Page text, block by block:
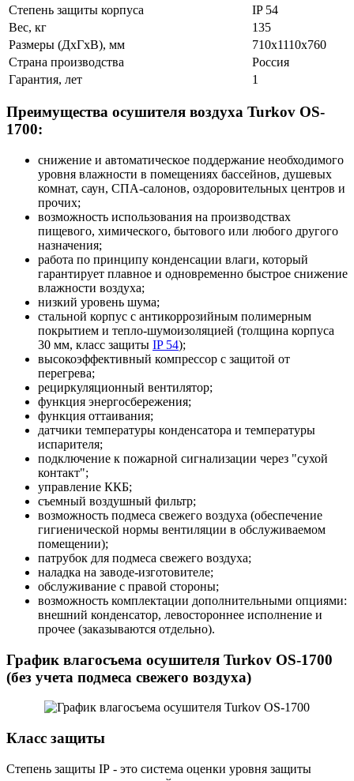
Степень защиты корпуса
IP 54
Вес, кг
135
Размеры (ДxГxВ), мм
710x1110x760
Страна производства
Россия
Гарантия, лет
1
Преимущества осушителя воздуха Turkov OS-
1700:
снижение и автоматическое поддержание необходимого
уровня влажности в помещениях бассейнов, душевых
комнат, саун, СПА-салонов, оздоровительных центров и
прочих;
возможность использования на производствах
пищевого, химического, бытового или любого другого
назначения;
работа по принципу конденсации влаги, который
гарантирует плавное и одновременно быстрое снижение
влажности воздуха;
низкий уровень шума;
стальной корпус с антикоррозийным полимерным
покрытием и тепло-шумоизоляцией (толщина корпуса
30 мм, класс защиты IP 54);
высокоэффективный компрессор с защитой от
перегрева;
рециркуляционный вентилятор;
функция энергосбережения;
функция оттаивания;
датчики температуры конденсатора и температуры
испарителя;
подключение к пожарной сигнализации через "сухой
контакт";
управление ККБ;
съемный воздушный фильтр;
возможность подмеса свежего воздуха (обеспечение
гигиенической нормы вентиляции в обслуживаемом
помещении);
патрубок для подмеса свежего воздуха;
наладка на заводе-изготовителе;
обслуживание с правой стороны;
возможность комплектации дополнительными опциями:
внешний конденсатор, левостороннее исполнение и
прочее (заказываются отдельно).
График влагосъема осушителя Turkov OS-1700
(без учета подмеса свежего воздуха)
Класс защиты
Степень защиты IP - это система оценки уровня защиты